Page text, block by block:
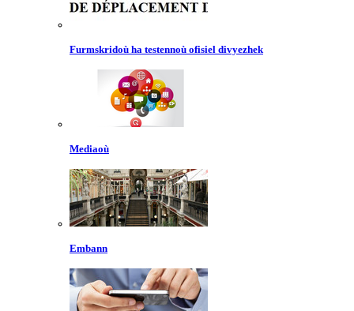
Furmskridoù ha testennoù ofisiel divyezhek
Mediaoù
Embann